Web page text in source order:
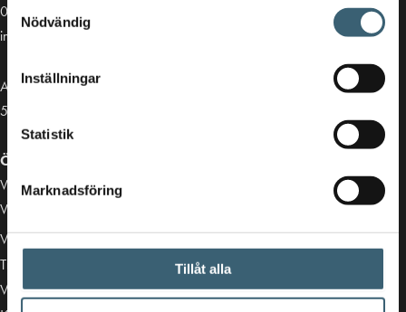
Nödvändig
Inställningar
Statistik
Marknadsföring
Tillåt alla
013-39 30 90
info@alvestadtanken.se
Algolgatan 7
583 30 Linköping
Öppettider butik:
Vardagar 07.00 - 16.00
Viktiga länkar
Villkor & integritetspolicy
Tillgänglighetsredogörelse
Vårt sortiment